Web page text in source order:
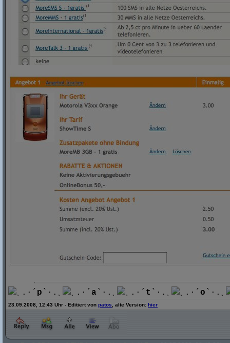
¸.·´ p `·.¸ ¸.·´ a `·.¸ ¸.·´ t `·.¸ ¸.·´ o `·.¸
23.09.2008, 12:43 Uhr - Editiert von patos , alte Version: hier